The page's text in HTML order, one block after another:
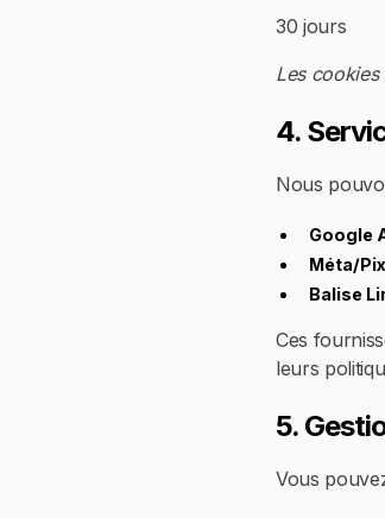
30 jours
Les
4.
Nous
Google
Méta/
Balise
Ces
leurs
5.
Vous